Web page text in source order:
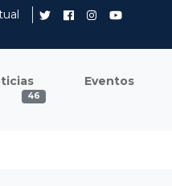
46
Eventos